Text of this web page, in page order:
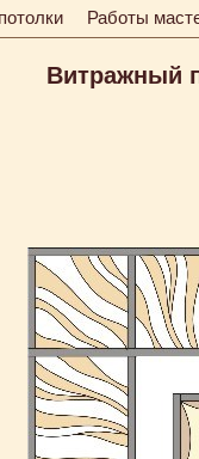
Работы
Витражный